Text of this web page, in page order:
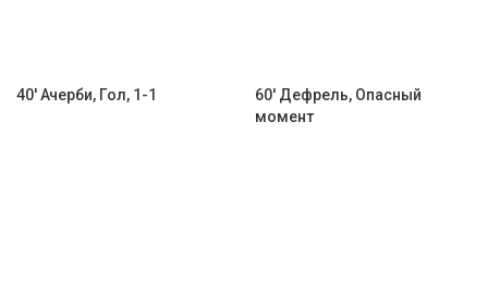
40' Ачерби, Гол, 1-1
60' Дефрель, Опасный
момент